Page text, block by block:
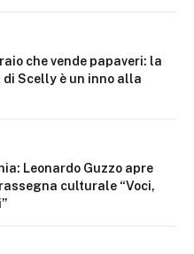
che vende papaveri: la
Scelly è un inno alla
Leonardo Guzzo apre
culturale “Voci,